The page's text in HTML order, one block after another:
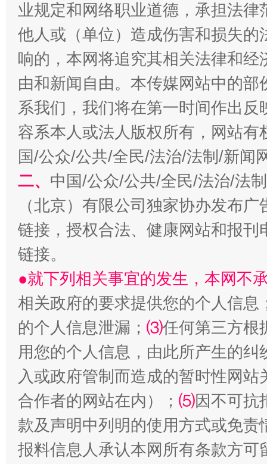
习近平的博鳌关键词
魏明亮
“刷贴”乱象丛生
揭批美国五大"原罪" "炒
业规定和网络职业道德，承担法
他人或（单位）造成伤害和损失
响的，本网将追究其相关法律和
由和新闻自由。本传媒网站中的
系我们，我们将在第一时间作出
容系本人或法人版权所有，网站
国/公众/公共/全民/法治/法制/新闻
二、 中国/公众/公共/全民/法治/法
（北京）有限公司独家协办发布
链接，授权合法、健康网站和报
链接。
●就下列相关事宜的发生，本网不
相关政府的要求提供您的个人信息
的个人信息泄漏； ⑶任何第三方根
用您的个人信息，由此所产生的纠
入或政府管制而造成的暂时性网
合作者的网站在内）； ⑸因不可抗
款及声明中列明的使用方式或免责
报料信息人承认本网所有条款方